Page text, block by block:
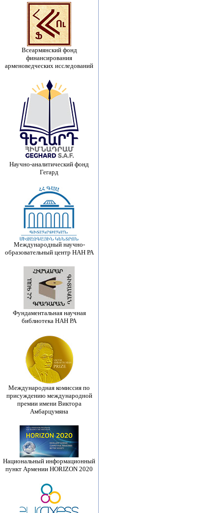
Всеармянский фонд
финансирования
арменоведческих исследований
Научно-аналитический фонд
Гегард
Международный научно-
образовательный центр НАН РА
Фундаментальная научная
библиотека НАН РА
Международная комиссия по
присуждению международной
премии имени Виктора
Амбарцумяна
Национальный информационный
пункт Армении HORIZON 2020